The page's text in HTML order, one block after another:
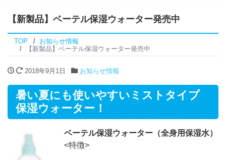
【新製品】ベーテル保湿ウォーター発売中
TOP
お知らせ情報
【新製品】ベーテル保湿ウォーター発売中
2018年9月1日 お知らせ情報
暑い夏にも使いやすいミストタイプ
保湿ウォーター！
ベーテル保湿ウォーター（全身用保湿水）
<特徴>